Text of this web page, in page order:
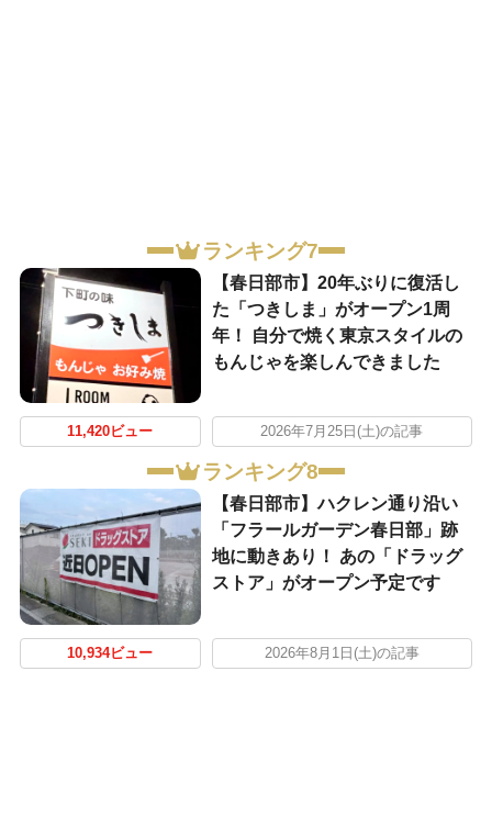
ランキング7
【春日部市】20年ぶりに復活し
た「つきしま」がオープン1周
年！ 自分で焼く東京スタイルの
もんじゃを楽しんできました
11,420ビュー 2026年7月25日(土)の記事
ランキング8
【春日部市】ハクレン通り沿い
「フラールガーデン春日部」跡
地に動きあり！ あの「ドラッグ
ストア」がオープン予定です
10,934ビュー 2026年8月1日(土)の記事